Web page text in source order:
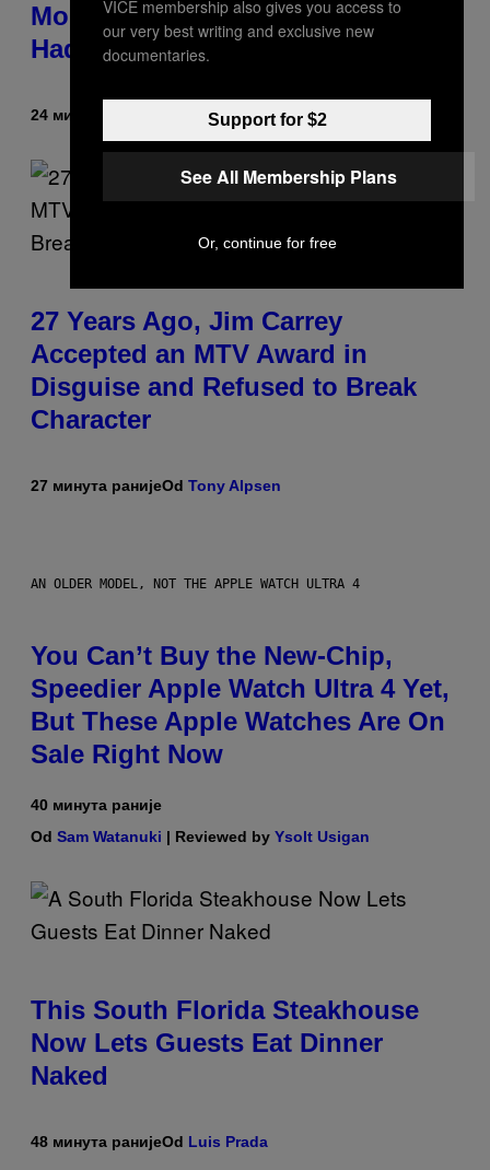
Morgan Fight That Jerry Springer
Had to Break Up
24 минута раније Tony Alpsen
27 Years Ago, Jim Carrey
Accepted an MTV Award in
Disguise and Refused to Break
Character
27 минута ранијеOd Tony Alpsen
AN OLDER MODEL, NOT THE APPLE WATCH ULTRA 4
You Can’t Buy the New-Chip,
Speedier Apple Watch Ultra 4 Yet,
But These Apple Watches Are On
Sale Right Now
40 минута раније
Od Sam Watanuki | Reviewed by Ysolt Usigan
This South Florida Steakhouse
Now Lets Guests Eat Dinner
Naked
48 минута ранијеOd Luis Prada
VICE membership also gives you access to
our very best writing and exclusive new
documentaries.
Support for $2
See All Membership Plans
Or, continue for free